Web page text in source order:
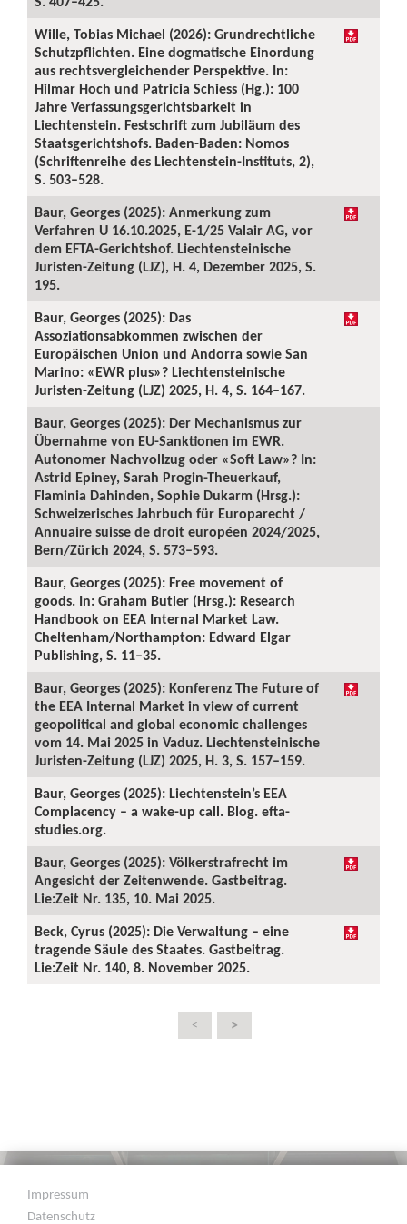
Wille, Tobias Michael (2026): Grundrechtliche
Schutzpflichten. Eine dogmatische Einordung
aus rechtsvergleichender Perspektive. In:
Hilmar Hoch und Patricia Schiess (Hg.): 100
Jahre Verfassungsgerichtsbarkeit in
Liechtenstein. Festschrift zum Jubiläum des
Staatsgerichtshofs. Baden-Baden: Nomos
(Schriftenreihe des Liechtenstein-Instituts, 2),
S. 503–528.
Baur, Georges (2025): Anmerkung zum
Verfahren U 16.10.2025, E-1/25 Valair AG, vor
dem EFTA-Gerichtshof. Liechtensteinische
Juristen-Zeitung (LJZ), H. 4, Dezember 2025, S.
195.
Baur, Georges (2025): Das
Assoziationsabkommen zwischen der
Europäischen Union und Andorra sowie San
Marino: «EWR plus»? Liechtensteinische
Juristen-Zeitung (LJZ) 2025, H. 4, S. 164–167.
Baur, Georges (2025): Der Mechanismus zur
Übernahme von EU-Sanktionen im EWR.
Autonomer Nachvollzug oder «Soft Law»? In:
Astrid Epiney, Sarah Progin-Theuerkauf,
Flaminia Dahinden, Sophie Dukarm (Hrsg.):
Schweizerisches Jahrbuch für Europarecht /
Annuaire suisse de droit européen 2024/2025,
Bern/Zürich 2024, S. 573–593.
Baur, Georges (2025): Free movement of
goods. In: Graham Butler (Hrsg.): Research
Handbook on EEA Internal Market Law.
Cheltenham/Northampton: Edward Elgar
Publishing, S. 11–35.
Baur, Georges (2025): Konferenz The Future of
the EEA Internal Market in view of current
geopolitical and global economic challenges
vom 14. Mai 2025 in Vaduz. Liechtensteinische
Juristen-Zeitung (LJZ) 2025, H. 3, S. 157–159.
Baur, Georges (2025): Liechtenstein’s EEA
Complacency – a wake-up call. Blog. efta-
studies.org.
Baur, Georges (2025): Völkerstrafrecht im
Angesicht der Zeitenwende. Gastbeitrag.
Lie:Zeit Nr. 135, 10. Mai 2025.
Beck, Cyrus (2025): Die Verwaltung – eine
tragende Säule des Staates. Gastbeitrag.
Lie:Zeit Nr. 140, 8. November 2025.
< >
Impressum
Datenschutz